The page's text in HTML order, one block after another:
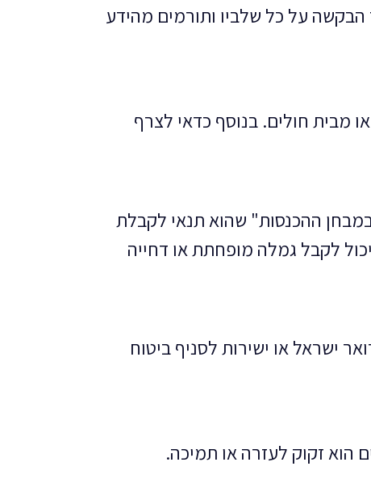
הבקשה על כל שלביו ותורמים מהידע
מבית חולים. בנוסף כדאי לצרף
ההכנסות" שהוא תנאי לקבלת
לקבל גמלה מופחתת או דחייה
ישראל או ישירות לסניף ביטוח
זקוק לעזרה או תמיכה.